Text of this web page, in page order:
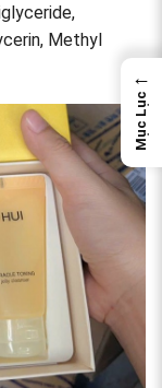
Methyl
←
Mục Lục